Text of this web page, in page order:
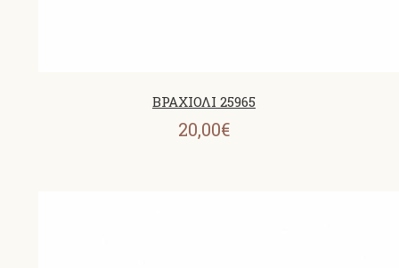
ΒΡΑΧΙΟΛΙ 25965
20,00€